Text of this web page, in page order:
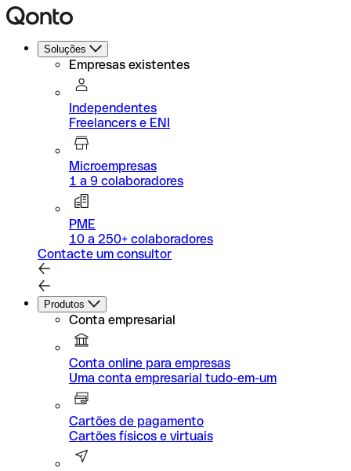
Soluções
Empresas existentes
Independentes
Freelancers e ENI
Microempresas
1 a 9 colaboradores
PME
10 a 250+ colaboradores
Contacte um consultor
Produtos
Conta empresarial
Conta online para empresas
Uma conta empresarial tudo-em-um
Cartões de pagamento
Cartões físicos e virtuais